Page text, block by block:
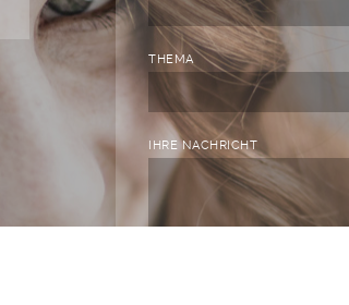
THEMA
IHRE NACHRICHT